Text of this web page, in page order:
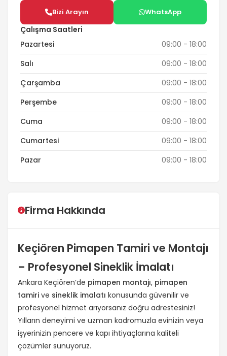
Firma Hakkında
Keçiören Pimapen Tamiri ve Montajı
– Profesyonel Sineklik İmalatı
Ankara Keçiören’de pimapen montajı, pimapen
tamiri ve sineklik imalatı konusunda güvenilir ve
profesyonel hizmet arıyorsanız doğru adrestesiniz!
Yılların deneyimi ve uzman kadromuzla evinizin veya
işyerinizin pencere ve kapı ihtiyaçlarına kaliteli
çözümler sunuyoruz.
Bizi Arayın
WhatsApp
Çalışma Saatleri
Pazartesi
09:00 - 18:00
Salı
09:00 - 18:00
Çarşamba
09:00 - 18:00
Perşembe
09:00 - 18:00
Cuma
09:00 - 18:00
Cumartesi
09:00 - 18:00
Pazar
09:00 - 18:00